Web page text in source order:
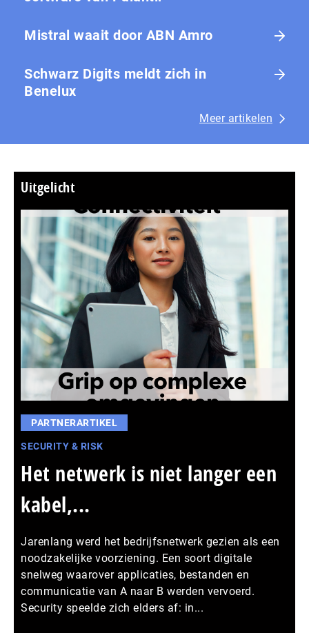
Mistral waait door ABN Amro
Schwarz Digits meldt zich in
Benelux
Meer artikelen
Uitgelicht
PARTNERARTIKEL
SECURITY & RISK
Het netwerk is niet langer een
kabel,...
Jarenlang werd het bedrijfsnetwerk gezien als een
noodzakelijke voorziening. Een soort digitale
snelweg waarover applicaties, bestanden en
communicatie van A naar B werden vervoerd.
Security speelde zich elders af: in...